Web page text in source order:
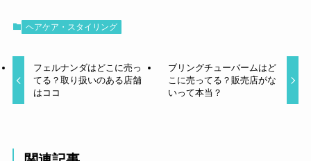
ヘアケア・スタイリング
フェルナンダはどこに売っ
てる？取り扱いのある店舗
はココ
ブリングチューバームはど
こに売ってる？販売店がな
いって本当？